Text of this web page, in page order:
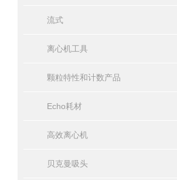
流式
离心机工具
颗粒特性和计数产品
Echo耗材
高效离心机
贝克曼吸头